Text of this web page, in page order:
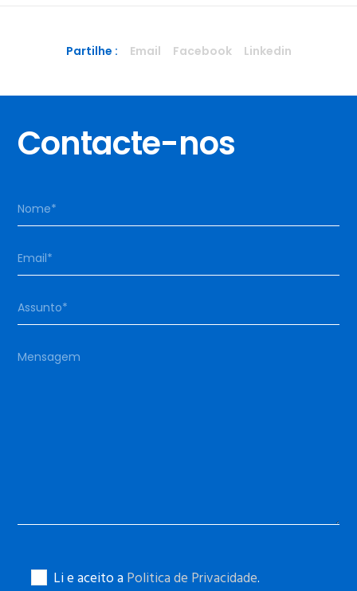
Partilhe : Email Facebook Linkedin
Contacte-nos
Li e aceito aPolitica de Privacidade.